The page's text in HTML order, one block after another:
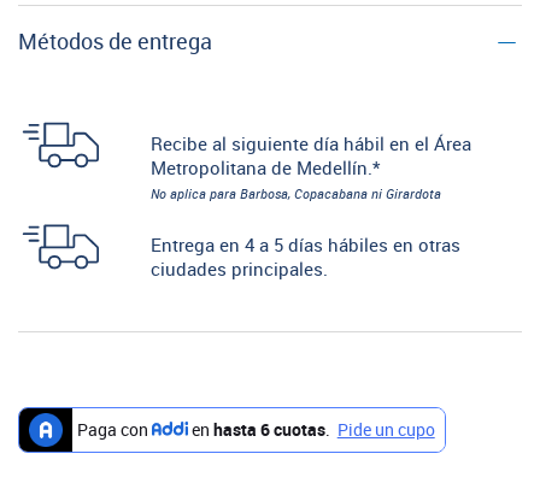
Métodos de entrega
Recibe al siguiente día hábil en el Área
Metropolitana de Medellín.*
No aplica para Barbosa, Copacabana ni Girardota
Entrega en 4 a 5 días hábiles en otras
ciudades principales.